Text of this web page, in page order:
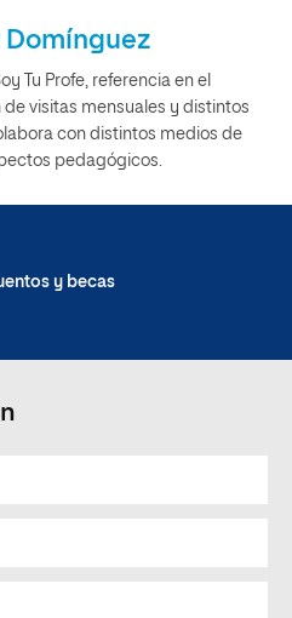
Domínguez
Tu Profe, referencia en el
visitas mensuales y distintos
con distintos medios de
pedagógicos.
y becas